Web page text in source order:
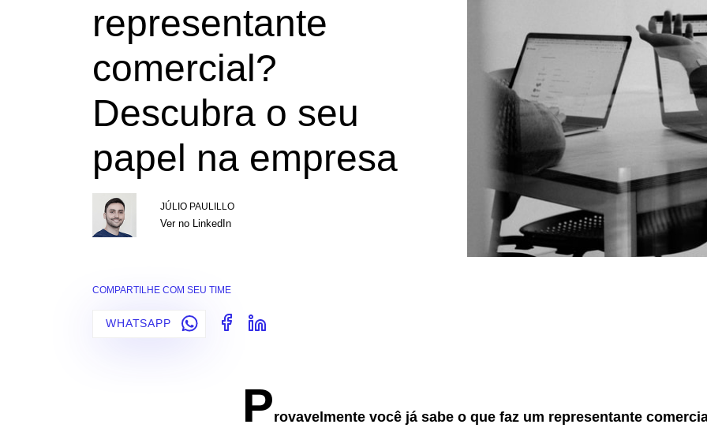
representante
comercial?
Descubra o seu
papel na empresa
JÚLIO PAULILLO
Ver no LinkedIn
COMPARTILHE COM SEU TIME
WHATSAPP
Provavelmente você já sabe o que faz um representante